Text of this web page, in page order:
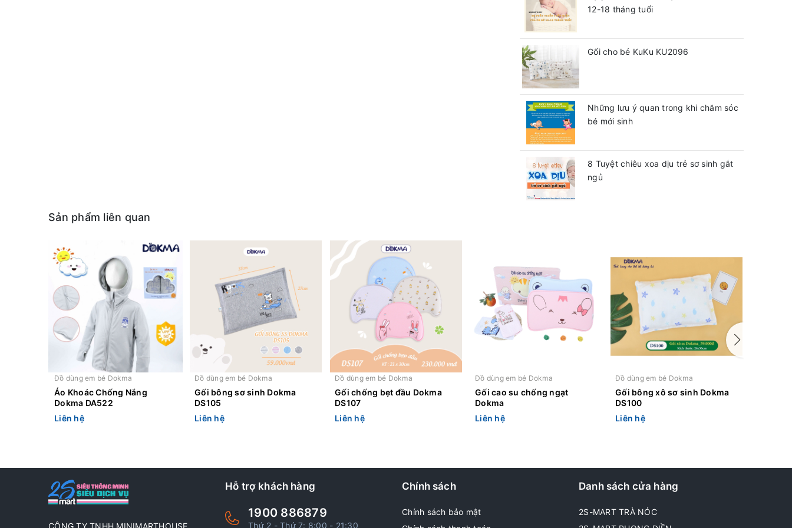
12-18 tháng tuổi
Gối cho bé KuKu KU2096
Những lưu ý quan trong khi chăm sóc
bé mới sinh
8 Tuyệt chiêu xoa dịu trẻ sơ sinh gắt
ngủ
Sản phẩm liên quan
Đồ dùng em bé Dokma
Áo Khoác Chống Nắng
Dokma DA522
Liên hệ
Đồ dùng em bé Dokma
Gối bông sơ sinh Dokma
DS105
Liên hệ
Đồ dùng em bé Dokma
Gối chống bẹt đầu Dokma
DS107
Liên hệ
Đồ dùng em bé Dokma
Gối cao su chống ngạt
Dokma
Liên hệ
Đồ dùng em bé Dokma
Gối bông xô sơ sinh Dokma
DS100
Liên hệ
CÔNG TY TNHH MINIMARTHOUSE
Hỗ trợ khách hàng
1900 886879
Thứ 2 - Thứ 7: 8:00 - 21:30
Chính sách
Chính sách bảo mật
Danh sách cửa hàng
2S-MART TRÀ NÓC